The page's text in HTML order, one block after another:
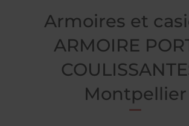
Armoires et
ARMOIRE
Montpellier